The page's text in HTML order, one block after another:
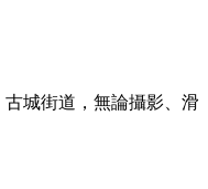
城街道，無論攝影、滑